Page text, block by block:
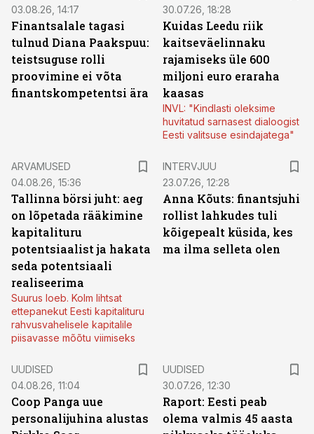
03.08.26, 14:17
Finantsalale tagasi
tulnud Diana Paakspuu:
teistsuguse rolli
proovimine ei võta
finantskompetentsi ära
30.07.26, 18:28
Kuidas Leedu riik
kaitseväelinnaku
rajamiseks üle 600
miljoni euro eraraha
kaasas
INVL: "Kindlasti oleksime
huvitatud sarnasest dialoogist
Eesti valitsuse esindajatega"
ARVAMUSED
04.08.26, 15:36
Tallinna börsi juht: aeg
on lõpetada rääkimine
kapitalituru
potentsiaalist ja hakata
seda potentsiaali
realiseerima
Suurus loeb. Kolm lihtsat
ettepanekut Eesti kapitalituru
rahvusvahelisele kapitalile
piisavasse mõõtu viimiseks
INTERVJUU
23.07.26, 12:28
Anna Kõuts: finantsjuhi
rollist lahkudes tuli
kõigepealt küsida, kes
ma ilma selleta olen
UUDISED
04.08.26, 11:04
Coop Panga uue
personalijuhina alustas
UUDISED
30.07.26, 12:30
Raport: Eesti peab
olema valmis 45 aasta